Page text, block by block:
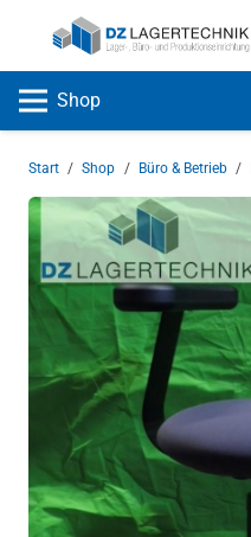
Shop
Start / Shop / Büro & Betrieb /